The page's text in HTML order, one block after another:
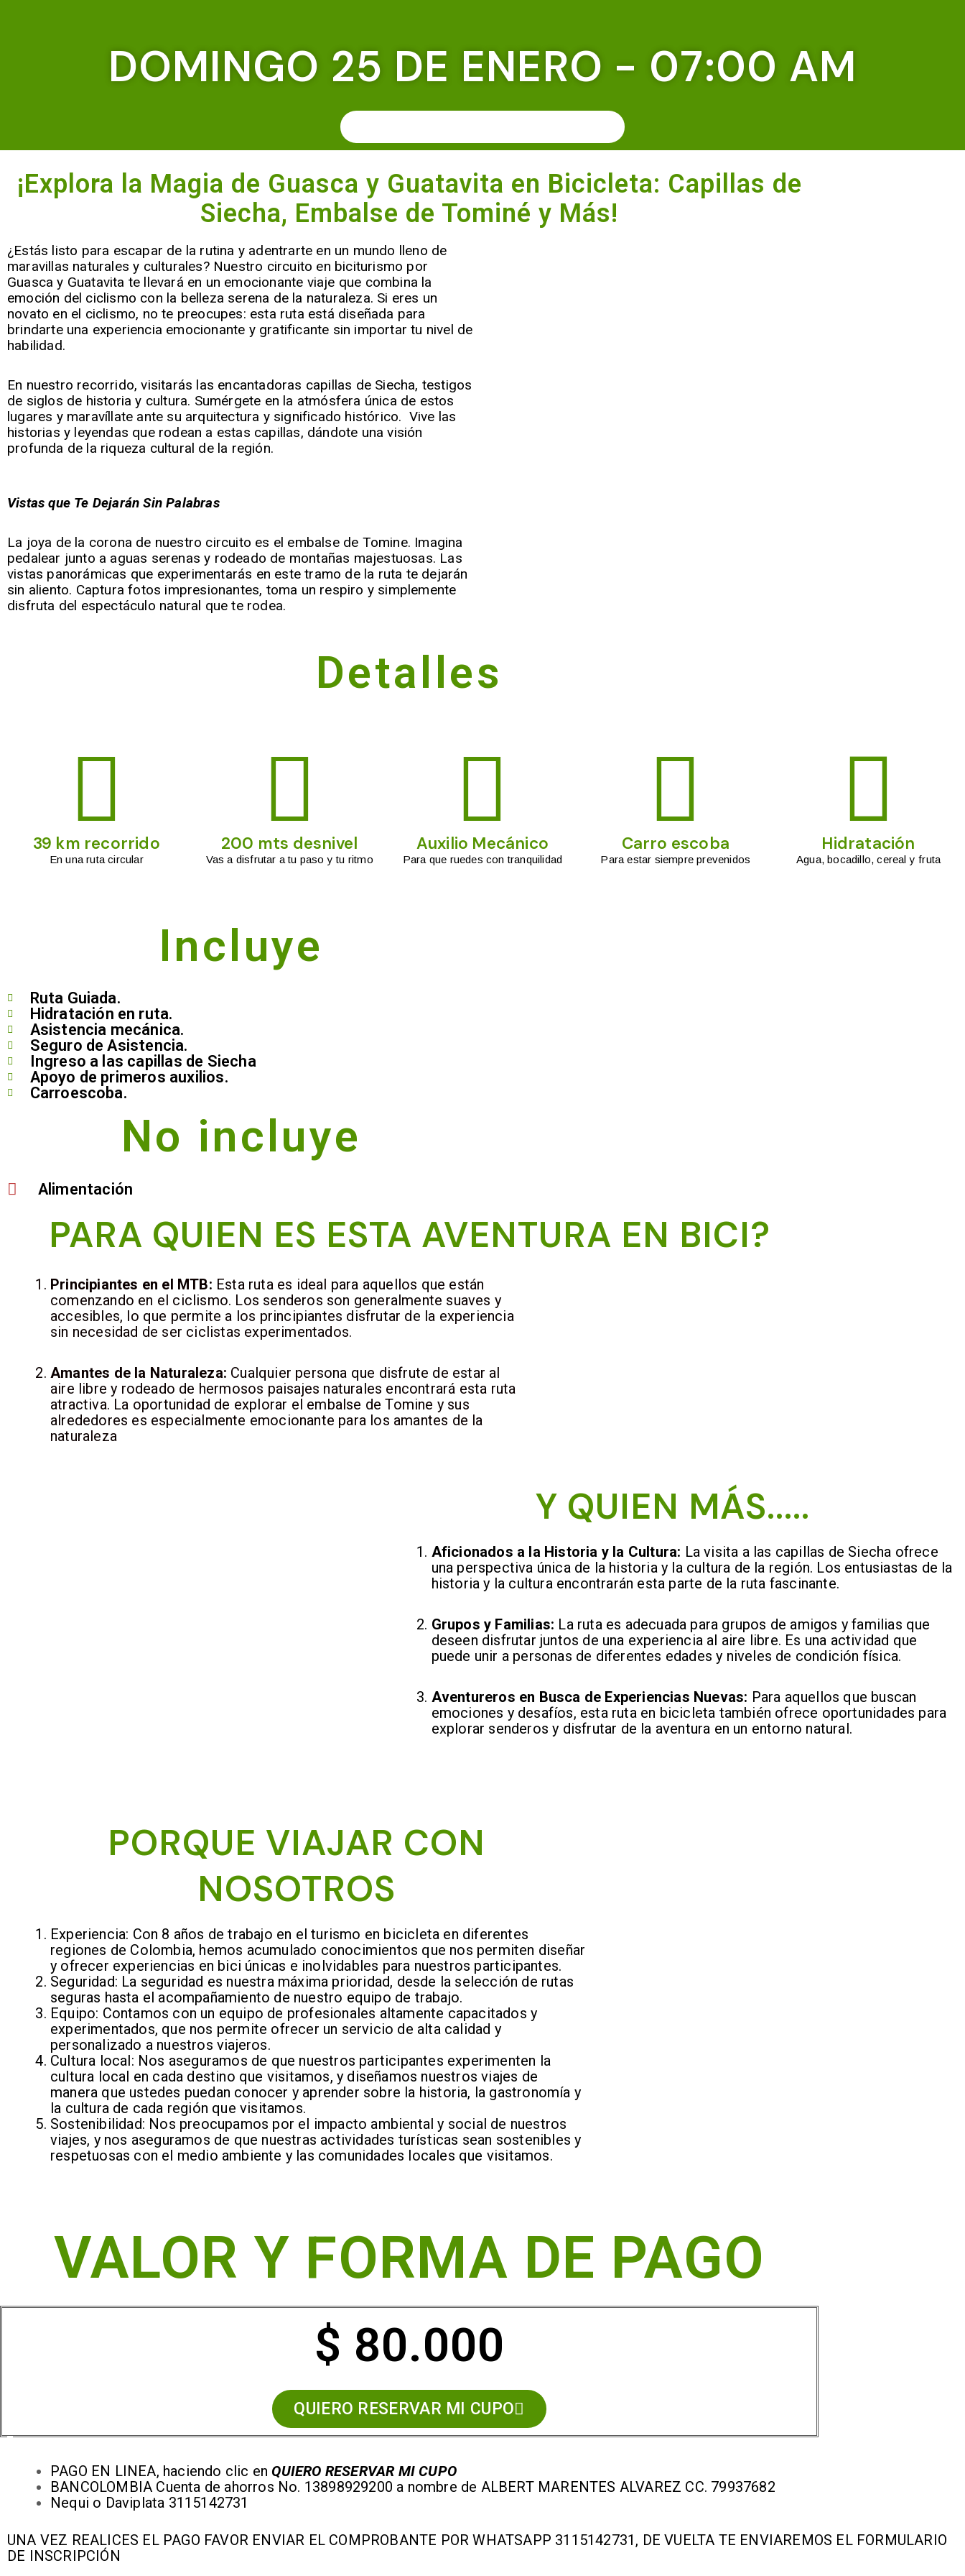
DOMINGO 25 DE ENERO - 07:00 AM
¡Explora la Magia de Guasca y Guatavita en Bicicleta: Capillas de
Siecha, Embalse de Tominé y Más!
¿Estás listo para escapar de la rutina y adentrarte en un mundo lleno de
maravillas naturales y culturales? Nuestro circuito en biciturismo por
Guasca y Guatavita te llevará en un emocionante viaje que combina la
emoción del ciclismo con la belleza serena de la naturaleza. Si eres un
novato en el ciclismo, no te preocupes: esta ruta está diseñada para
brindarte una experiencia emocionante y gratificante sin importar tu nivel de
habilidad.
En nuestro recorrido, visitarás las encantadoras capillas de Siecha, testigos
de siglos de historia y cultura. Sumérgete en la atmósfera única de estos
lugares y maravíllate ante su arquitectura y significado histórico. Vive las
historias y leyendas que rodean a estas capillas, dándote una visión
profunda de la riqueza cultural de la región.
Vistas que Te Dejarán Sin Palabras
La joya de la corona de nuestro circuito es el embalse de Tomine. Imagina
pedalear junto a aguas serenas y rodeado de montañas majestuosas. Las
vistas panorámicas que experimentarás en este tramo de la ruta te dejarán
sin aliento. Captura fotos impresionantes, toma un respiro y simplemente
disfruta del espectáculo natural que te rodea.
Detalles
39 km recorrido
En una ruta circular
200 mts desnivel
Vas a disfrutar a tu paso y tu ritmo
Auxilio Mecánico
Para que ruedes con tranquilidad
Carro escoba
Para estar siempre prevenidos
Hidratación
Agua, bocadillo, cereal y fruta
Incluye
Ruta Guiada.
Hidratación en ruta.
Asistencia mecánica.
Seguro de Asistencia.
Ingreso a las capillas de Siecha
Apoyo de primeros auxilios.
Carroescoba.
No incluye
Alimentación
PARA QUIEN ES ESTA AVENTURA EN BICI?
Principiantes en el MTB: Esta ruta es ideal para aquellos que están
comenzando en el ciclismo. Los senderos son generalmente suaves y
accesibles, lo que permite a los principiantes disfrutar de la experiencia
sin necesidad de ser ciclistas experimentados.
Amantes de la Naturaleza: Cualquier persona que disfrute de estar al
aire libre y rodeado de hermosos paisajes naturales encontrará esta ruta
atractiva. La oportunidad de explorar el embalse de Tomine y sus
alrededores es especialmente emocionante para los amantes de la
naturaleza
Y QUIEN MÁS.....
Aficionados a la Historia y la Cultura: La visita a las capillas de Siecha ofrece
una perspectiva única de la historia y la cultura de la región. Los entusiastas de la
historia y la cultura encontrarán esta parte de la ruta fascinante.
Grupos y Familias: La ruta es adecuada para grupos de amigos y familias que
deseen disfrutar juntos de una experiencia al aire libre. Es una actividad que
puede unir a personas de diferentes edades y niveles de condición física.
Aventureros en Busca de Experiencias Nuevas: Para aquellos que buscan
emociones y desafíos, esta ruta en bicicleta también ofrece oportunidades para
explorar senderos y disfrutar de la aventura en un entorno natural.
PORQUE VIAJAR CON
NOSOTROS
Experiencia: Con 8 años de trabajo en el turismo en bicicleta en diferentes
regiones de Colombia, hemos acumulado conocimientos que nos permiten diseñar
y ofrecer experiencias en bici únicas e inolvidables para nuestros participantes.
Seguridad: La seguridad es nuestra máxima prioridad, desde la selección de rutas
seguras hasta el acompañamiento de nuestro equipo de trabajo.
Equipo: Contamos con un equipo de profesionales altamente capacitados y
experimentados, que nos permite ofrecer un servicio de alta calidad y
personalizado a nuestros viajeros.
Cultura local: Nos aseguramos de que nuestros participantes experimenten la
cultura local en cada destino que visitamos, y diseñamos nuestros viajes de
manera que ustedes puedan conocer y aprender sobre la historia, la gastronomía y
la cultura de cada región que visitamos.
Sostenibilidad: Nos preocupamos por el impacto ambiental y social de nuestros
viajes, y nos aseguramos de que nuestras actividades turísticas sean sostenibles y
respetuosas con el medio ambiente y las comunidades locales que visitamos.
VALOR Y FORMA DE PAGO
$ 80.000
QUIERO RESERVAR MI CUPO
PAGO EN LINEA, haciendo clic en QUIERO RESERVAR MI CUPO
BANCOLOMBIA Cuenta de ahorros No. 13898929200 a nombre de ALBERT MARENTES ALVAREZ CC. 79937682
Nequi o Daviplata 3115142731
UNA VEZ REALICES EL PAGO FAVOR ENVIAR EL COMPROBANTE POR WHATSAPP 3115142731, DE VUELTA TE ENVIAREMOS EL FORMULARIO
DE INSCRIPCIÓN